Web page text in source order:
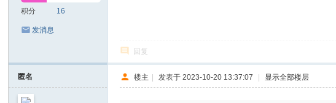
积分 16
发消息
回复
匿名 楼主 | 发表于 2023-10-20 13:37:07 | 显示全部楼层